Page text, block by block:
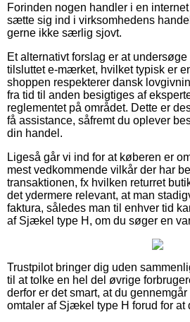
Forinden nogen handler i en
sætte sig ind i virksomhedens
gerne ikke særlig sjovt.
Et alternativt forslag er at
tilsluttet e-mærket, hvilket typisk er
shoppen respekterer dansk
fra tid til anden besigtiges af
reglementet på området. Dette er
få assistance, såfremt du oplever
din handel.
Ligeså går vi ind for at køberen er
mest vedkommende vilkår der har
transaktionen, fx hvilken returret
det ydermere relevant, at man
faktura, således man til enhver tid
af Sjækel type H, om du søger en
Trustpilot bringer dig uden
til at tolke en hel del øvrige
derfor er det smart, at du
omtaler af Sjækel type H forud for at